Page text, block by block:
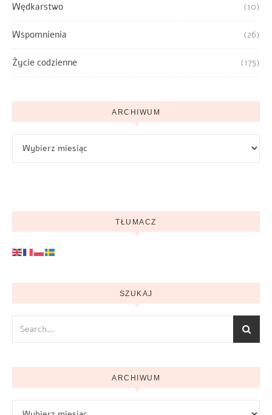
Wędkarstwo (10)
Wspomnienia (26)
Życie codzienne (175)
ARCHIWUM
TŁUMACZ
SZUKAJ
ARCHIWUM